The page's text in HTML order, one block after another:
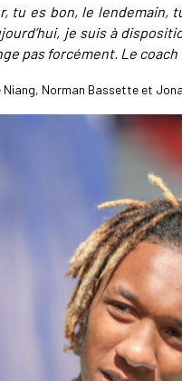
tu es bon, le lendemain,
je suis à
pas forcément. Le
Norman Bassette et